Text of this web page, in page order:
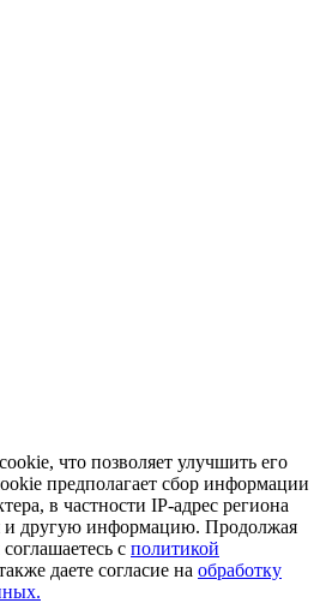
что позволяет улучшить его
предполагает сбор информации
в частности IP-адрес региона
и другую информацию. Продолжая
с политикой
даете согласие на обработку